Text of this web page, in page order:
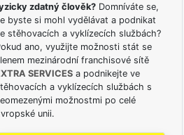
zdatný člověk?Domníváte se,
byste si mohl vydělávat a podnikat
stěhovacích a vyklízecích službách?
ano, využijte možnosti stát se
mezinárodní franchisové sítě
SERVICESa podnikejte ve
a vyklízecích službách s
možnostmi po celé
unii.